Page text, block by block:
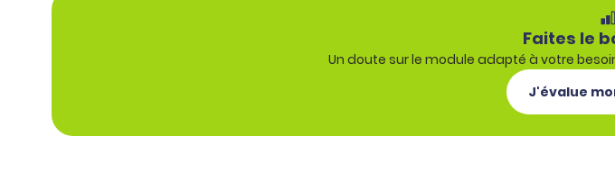
Faites le
Un doute sur le module adapté à votre
J'évalue